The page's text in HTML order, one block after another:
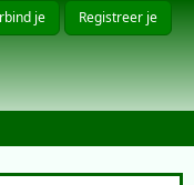
je Registreer je